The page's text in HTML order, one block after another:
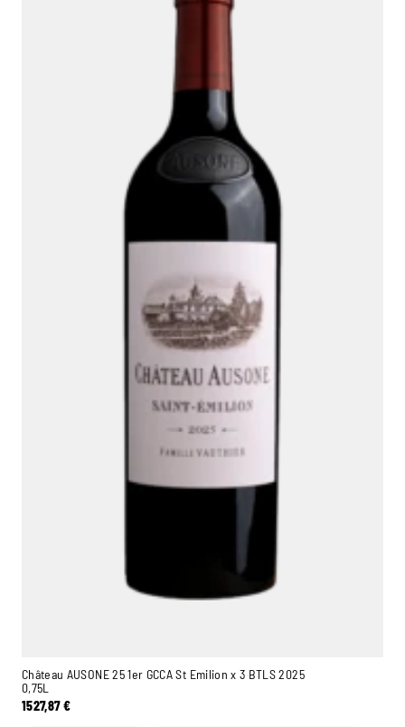
Château AUSONE 25 1er GCCA St Emilion x 3 BTLS 2025
0,75L
1527,87€